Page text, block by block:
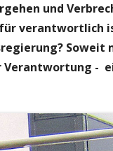
und
verantwortlich
Soweit
-